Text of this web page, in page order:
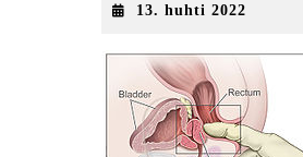
13. huhti 202213.
2022